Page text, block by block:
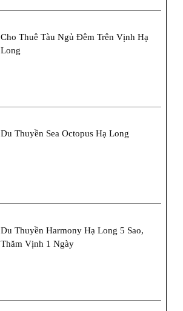
Cho Thuê Tàu Ngủ Đêm Trên Vịnh Hạ
Long
Du Thuyền Sea Octopus Hạ Long
Du Thuyền Harmony Hạ Long 5 Sao,
Thăm Vịnh 1 Ngày